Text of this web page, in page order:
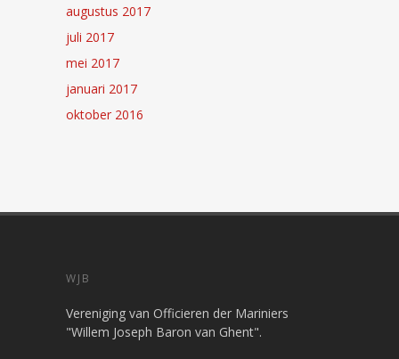
augustus 2017
juli 2017
mei 2017
januari 2017
oktober 2016
WJB
Vereniging van Officieren der Mariniers
"Willem Joseph Baron van Ghent".